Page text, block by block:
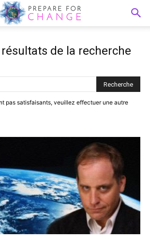
résultats de la recherche
pas satisfaisants, veuillez effectuer une autre